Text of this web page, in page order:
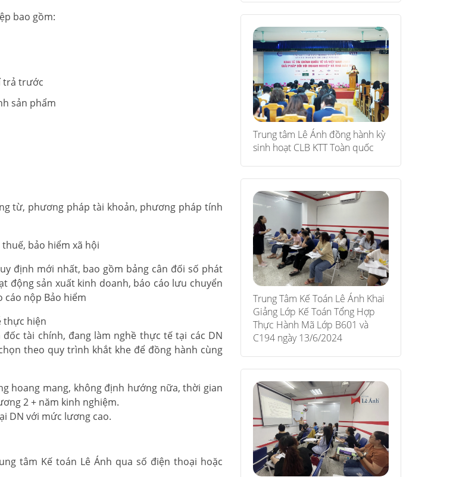
bao gồm:
trả trước
sản phẩm
từ, phương pháp tài khoản, phương pháp tính
bảo hiểm xã hội
định mới nhất, bao gồm bảng cân đối số phát
động sản xuất kinh doanh, báo cáo lưu chuyển
cáo nộp Bảo hiểm
thực hiện
tài chính, đang làm nghề thực tế tại các DN
theo quy trình khắt khe để đồng hành cùng
hoang mang, không định hướng nữa, thời gian
2 + năm kinh nghiệm.
DN với mức lương cao.
tâm Kế toán Lê Ánh qua số điện thoại hoặc
Trung tâm Lê Ánh đồng hành kỳ
sinh hoạt CLB KTT Toàn quốc
Trung Tâm Kế Toán Lê Ánh Khai
Giảng Lớp Kế Toán Tổng Hợp
Thực Hành Mã Lớp B601 và
C194 ngày 13/6/2024